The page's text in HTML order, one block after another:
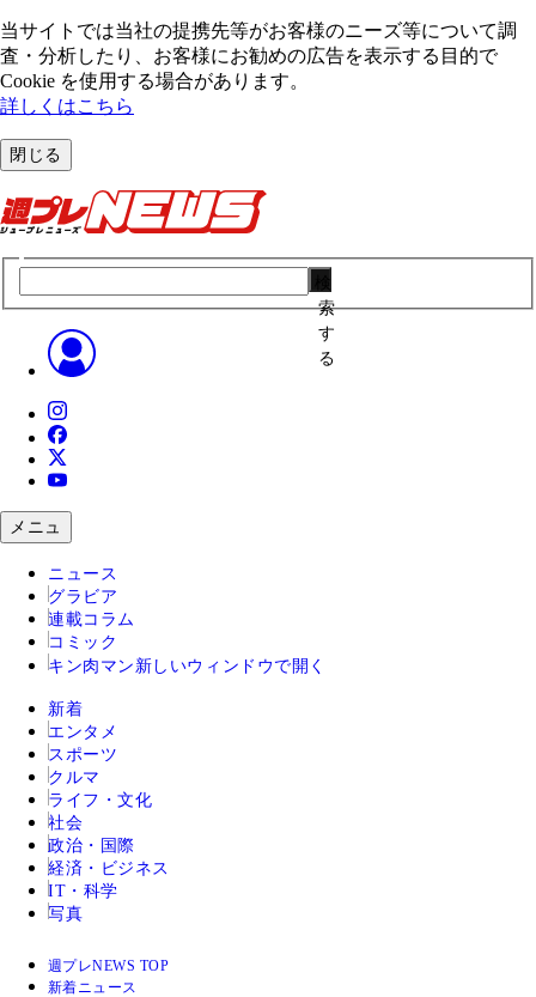
当サイトでは当社の提携先等がお客様のニーズ等について調
査・分析したり、お客様にお勧めの広告を表⽰する⽬的で
Cookie を使⽤する場合があります。
詳しくはこちら
閉じる
索
す
る
メニュ
ニュース
グラビア
連載コラム
コミック
キン肉マン 新しいウィンドウで開く
新着
エンタメ
スポーツ
クルマ
ライフ・文化
社会
政治・国際
経済・ビジネス
IT・科学
写真
週プレNEWS TOP
新着ニュース